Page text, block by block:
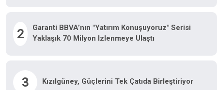
2
Garanti BBVA’nın "Yatırım Konuşuyoruz" Serisi
Yaklaşık 70 Milyon Izlenmeye Ulaştı
3 Kızılgüney, Güçlerini Tek Çatıda Birleştiriyor